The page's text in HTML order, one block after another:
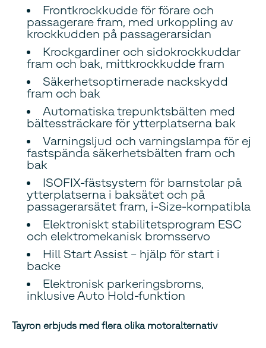
Frontkrockkudde för förare och
passagerare fram, med urkoppling av
krockkudden på passagerarsidan
Krockgardiner och sidokrockkuddar
fram och bak, mittkrockkudde fram
Säkerhetsoptimerade nackskydd
fram och bak
Automatiska trepunktsbälten med
bältessträckare för ytterplatserna bak
Varningsljud och varningslampa för ej
fastspända säkerhetsbälten fram och
bak
ISOFIX-fästsystem för barnstolar på
ytterplatserna i baksätet och på
passagerarsätet fram, i-Size-kompatibla
Elektroniskt stabilitetsprogram ESC
och elektromekanisk bromsservo
Hill Start Assist – hjälp för start i
backe
Elektronisk parkeringsbroms,
inklusive Auto Hold-funktion
Tayron erbjuds med flera olika motoralternativ